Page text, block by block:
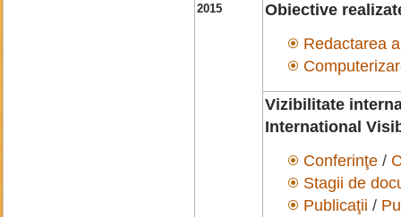
2015
Obiective
Redactarea
Vizibilitate
International
Conferinţe /
Stagii de
Publicaţii /